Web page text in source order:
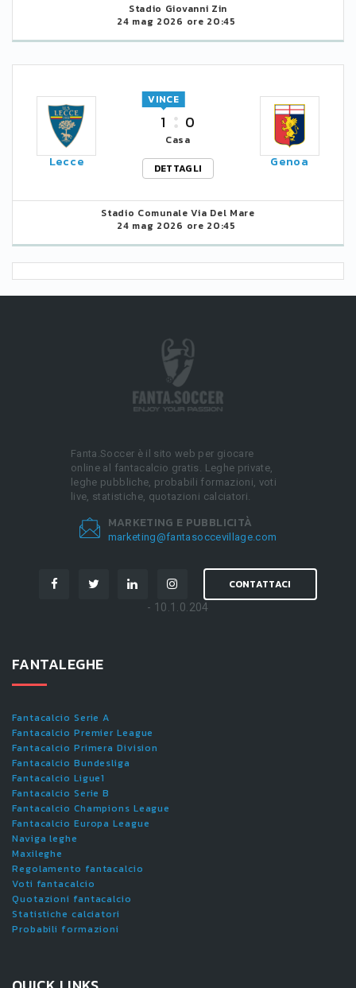
Stadio Giovanni Zin
24 mag 2026 ore 20:45
Lecce
1
VINCE
0
Casa
DETTAGLI
Genoa
Stadio Comunale Via Del Mare
24 mag 2026 ore 20:45
Fanta.Soccer è il sito web per giocare
online al fantacalcio gratis. Leghe private,
leghe pubbliche, probabili formazioni, voti
live, statistiche, quotazioni calciatori.
MARKETING E PUBBLICITÀ
marketing@fantasoccevillage.com
CONTATTACI
- 10.1.0.204
FANTALEGHE
Fantacalcio Serie A
Fantacalcio Premier League
Fantacalcio Primera Division
Fantacalcio Bundesliga
Fantacalcio Ligue1
Fantacalcio Serie B
Fantacalcio Champions League
Fantacalcio Europa League
Naviga leghe
Maxileghe
Regolamento fantacalcio
Voti fantacalcio
Quotazioni fantacalcio
Statistiche calciatori
Probabili formazioni